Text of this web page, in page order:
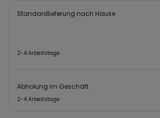
Standardlieferung nach Hause
2-4 Arbeitstage
Abholung im Geschäft
2-4 Arbeitstage